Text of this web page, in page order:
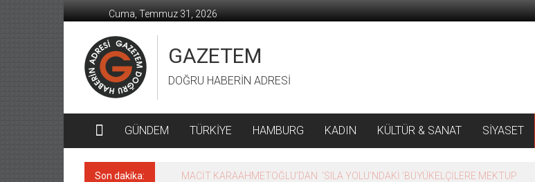
geç
Cuma, Temmuz 31, 2026
GAZETEM
DOĞRU HABERİN ADRESİ
GÜNDEM TÜRKİYE HAMBURG KADIN KÜLTÜR & SANAT SİYASET
Son dakika: MACİT KARAAHMETOĞLU’DAN ‘SILA YOLU’NDAKİ ’BÜYÜKELÇİLERE MEKTUP